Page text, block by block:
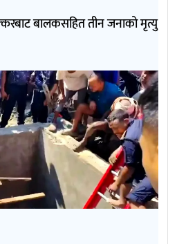
बालकसहित तीन जनाको मृत्यु